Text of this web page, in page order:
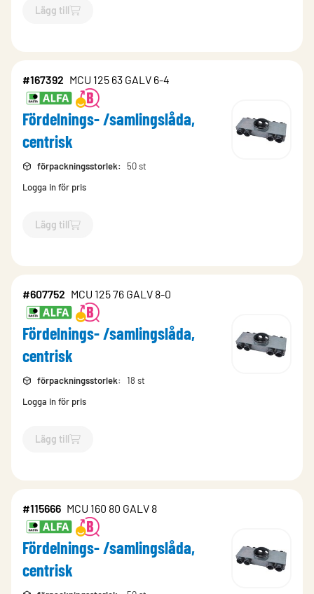
Lägg till
`$Lägg till
#167392 MCU 125 63 GALV 6-4
Fördelnings- /samlingslåda,
centrisk
förpackningsstorlek:
50 st
Logga in för pris
Lägg till
`$Lägg till
#607752 MCU 125 76 GALV 8-0
Fördelnings- /samlingslåda,
centrisk
förpackningsstorlek:
18 st
Logga in för pris
Lägg till
`$Lägg till
#115666 MCU 160 80 GALV 8
Fördelnings- /samlingslåda,
centrisk